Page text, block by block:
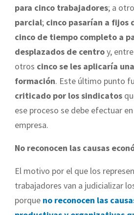
para cinco trabajadores; a
parcial; cinco pasarían a fijos
cinco de tiempo completo a
desplazados de centroy,
otros cinco se les aplicaría
formación. Este último punto
criticado por los sindicatos
ese proceso se debe efectuar
empresa.
No reconocen las causas
El motivo por el que los
trabajadores van a judicializar
porque no reconocen las